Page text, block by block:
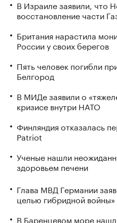
В Израиле заявили, что
восстановление части
Британия нарастила
России у своих берегов
Пять человек погибли
Белгород
В МИДе заявили о
кризисе внутри НАТО
Финляндия отказалась
Patriot
Ученые нашли
здоровьем печени
Глава МВД Германии
целью гибридной войны»
В Баренцевом море